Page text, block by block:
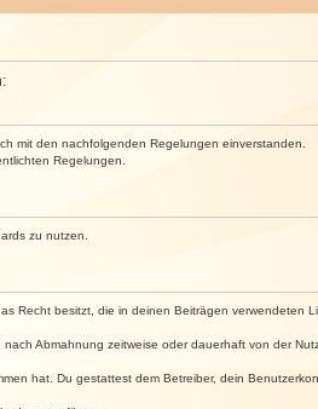
mit den nachfolgenden Regelungen einverstanden.
Regelungen.
zu nutzen.
Recht besitzt, die in deinen Beiträgen verwendeten
Abmahnung zeitweise oder dauerhaft von der
hat. Du gestattest dem Betreiber, dein